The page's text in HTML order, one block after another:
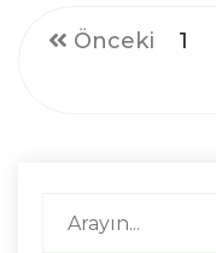
Önceki 1